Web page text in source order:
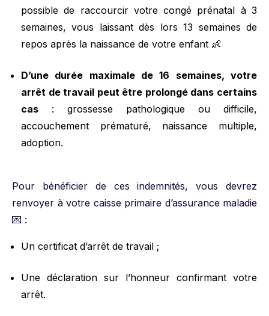
possible de raccourcir votre congé prénatal à 3
semaines, vous laissant dès lors 13 semaines de
repos après la naissance de votre enfant 👶
D’une durée maximale de 16 semaines, votre
arrêt de travail peut être prolongé dans certains
cas : grossesse pathologique ou difficile,
accouchement prématuré, naissance multiple,
adoption.
Pour bénéficier de ces indemnités, vous devrez
renvoyer à votre caisse primaire d’assurance maladie
💌 :
Un certificat d’arrêt de travail ;
Une déclaration sur l’honneur confirmant votre
arrêt.